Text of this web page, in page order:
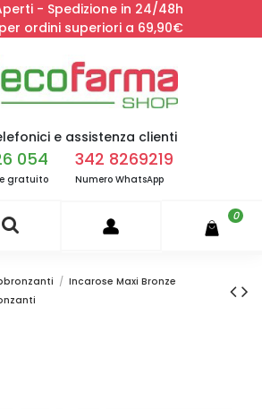
- Spedizione in 24/48h
ordini superiori a 69,90€
e assistenza clienti
054
gratuito
342 8269219
Numero WhatsApp
0
Incarose Maxi Bronze